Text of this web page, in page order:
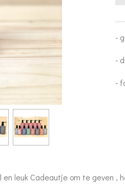
-
-
-
leuk Cadeautje om te geven ,